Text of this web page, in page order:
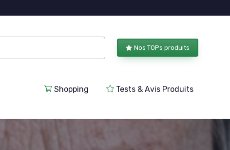
Nos TOPs produits
Shopping Tests & Avis Produits